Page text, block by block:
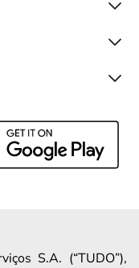
S.A. (“TUDO”),